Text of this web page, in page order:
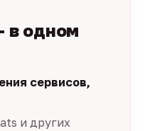
в одном
сервисов,
и других